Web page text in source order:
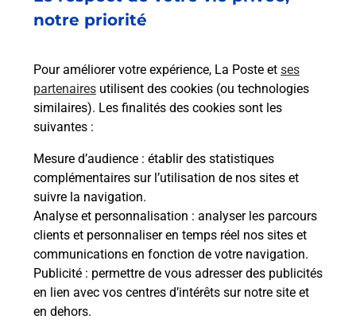
notre priorité
Pour améliorer votre expérience, La Poste et ses
partenaires utilisent des cookies (ou technologies
similaires). Les finalités des cookies sont les
suivantes :
Mesure d’audience : établir des statistiques
complémentaires sur l’utilisation de nos sites et
suivre la navigation.
Analyse et personnalisation : analyser les parcours
clients et personnaliser en temps réel nos sites et
communications en fonction de votre navigation.
Publicité : permettre de vous adresser des publicités
en lien avec vos centres d’intérêts sur notre site et
en dehors.
Prochaine collecte du courrier
10 Rue De Boulot
Chaux La Lotiere
Itinéraire
Boîte aux Lettres La Poste
Prochaine collecte du courrierlundià 08h00
2 Rue De Boult
70190
Chaux La Lotiere
Itinéraire
Le lien s'ouvre dans un nouvel onglet